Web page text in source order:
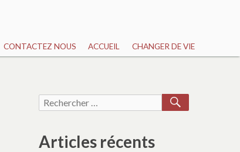
CONTACTEZ NOUS ACCUEIL CHANGER DE VIE
Recherche
Articles récents